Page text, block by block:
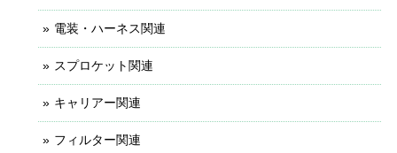
電装・ハーネス関連
スプロケット関連
キャリアー関連
フィルター関連